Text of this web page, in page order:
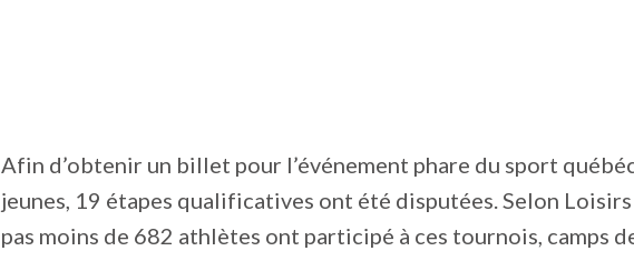
Afin d’obtenir un billet pour l’événement phare du sport
jeunes, 19 étapes qualificatives ont été disputées. Selon
pas moins de 682 athlètes ont participé à ces tournois, camps